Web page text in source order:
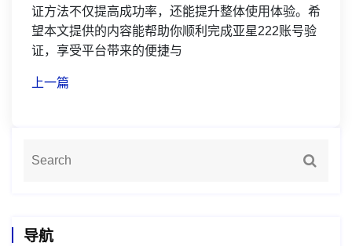
证方法不仅提高成功率，还能提升整体使用体验。希
望本文提供的内容能帮助你顺利完成亚星222账号验
证，享受平台带来的便捷与
上一篇
导航